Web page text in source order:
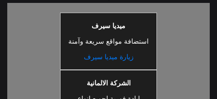
ميديا سيرف
استضافة مواقع سريعة وآمنة
زيارة ميديا سيرف
الشركة الالمانية